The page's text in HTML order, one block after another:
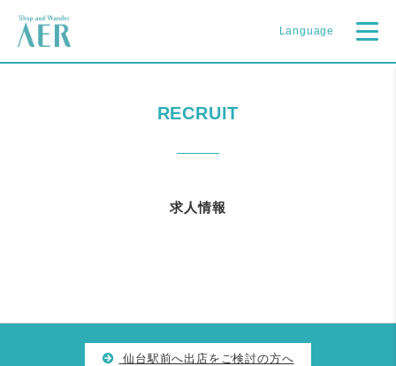
Language
RECRUIT
求人情報
仙台駅前へ出店をご検討の方へ